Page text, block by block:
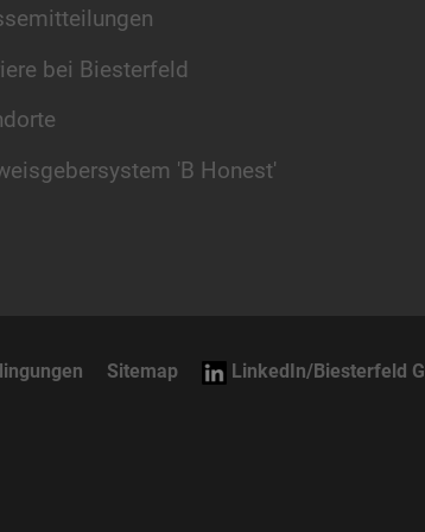
bei Biesterfeld
'B Honest'
Sitemap LinkedIn/Biesterfeld